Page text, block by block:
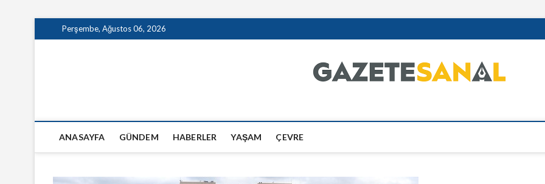
to
Perşembe, Ağustos 06, 2026
ANASAYFA GÜNDEM HABERLER YAŞAM ÇEVRE